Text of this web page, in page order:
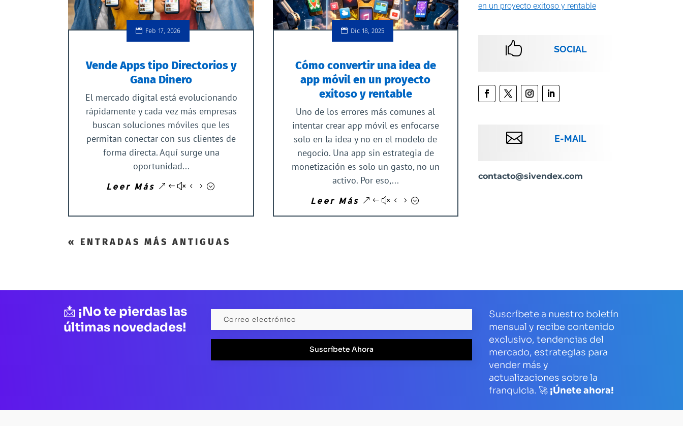
Feb 17, 2026
Vende Apps tipo Directorios y
Gana Dinero
El mercado digital está evolucionando
rápidamente y cada vez más empresas
buscan soluciones móviles que les
permitan conectar con sus clientes de
forma directa. Aquí surge una
oportunidad...
Leer Más
Dic 18, 2025
Cómo convertir una idea de
app móvil en un proyecto
exitoso y rentable
Uno de los errores más comunes al
intentar crear app móvil es enfocarse
solo en la idea y no en el modelo de
negocio. Una app sin estrategia de
monetización es solo un gasto, no un
activo. Por eso,...
Leer Más
« ENTRADAS MÁS ANTIGUAS
en un proyecto exitoso y rentable
 SOCIAL
 E-MAIL
contacto@sivendex.com
📩 ¡No te pierdas las
últimas novedades!
Suscríbete Ahora
Suscríbete a nuestro boletín
mensual y recibe contenido
exclusivo, tendencias del
mercado, estrategias para
vender más y
actualizaciones sobre la
franquicia. 🚀 ¡Únete ahora!